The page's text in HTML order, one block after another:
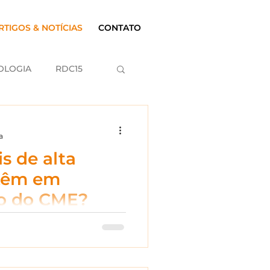
& NOTÍCIAS CONTATO
RDC15
de alta
em
do CME?
sem perder
ser o primeiro setor a